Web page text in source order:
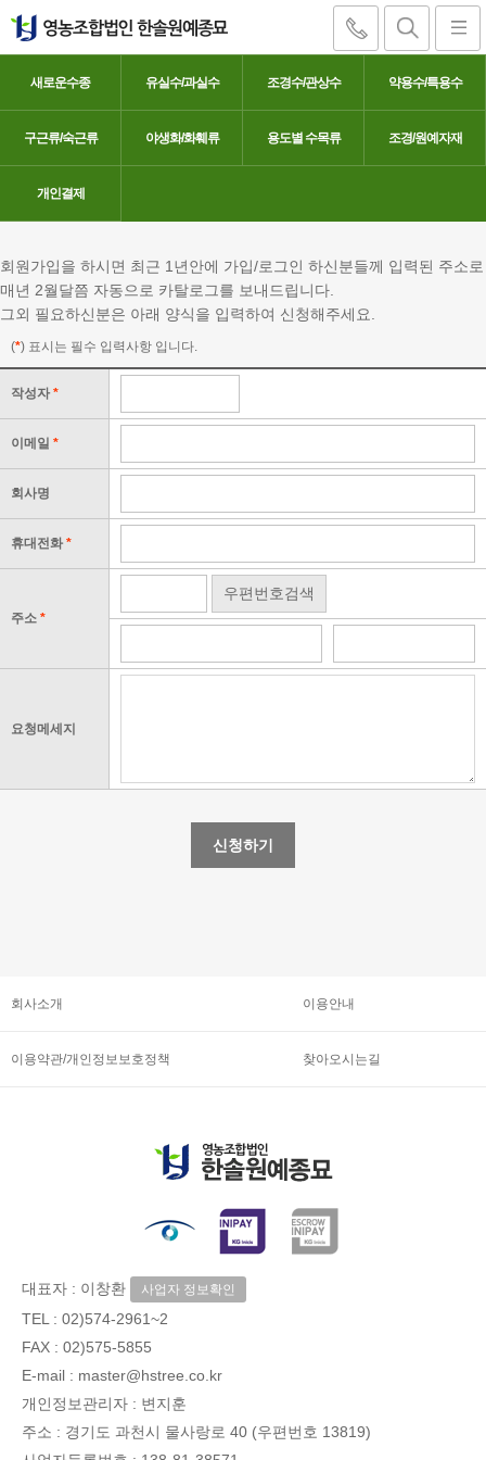
새로운수종 유실수/과실수 조경수/관상수 약용수/특용수
구근류/숙근류 야생화/화훼류 용도별 수목류 조경/원예자재
개인결제
회원가입을 하시면 최근 1년안에 가입/로그인 하신분들께 입력된 주소로
매년 2월달쯤 자동으로 카탈로그를 보내드립니다.
그외 필요하신분은 아래 양식을 입력하여 신청해주세요.
(*) 표시는 필수 입력사항 입니다.
작성자 *
이메일 *
회사명
휴대전화 *
주소 *
우편번호검색
요청메세지
신청하기
회사소개 이용안내
이용약관/개인정보보호정책 찾아오시는길
대표자 : 이창환 사업자 정보확인
TEL : 02)574-2961~2
FAX : 02)575-5855
E-mail : master@hstree.co.kr
개인정보관리자 : 변지훈
주소 : 경기도 과천시 물사랑로 40 (우편번호 13819)